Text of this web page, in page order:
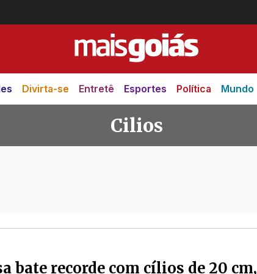
Divirta-se Entretê Esportes Política Mundo
Cilios
bate recorde com cílios de 20 cm,